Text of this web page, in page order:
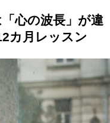
「心の波長」が違
カ月レッスン